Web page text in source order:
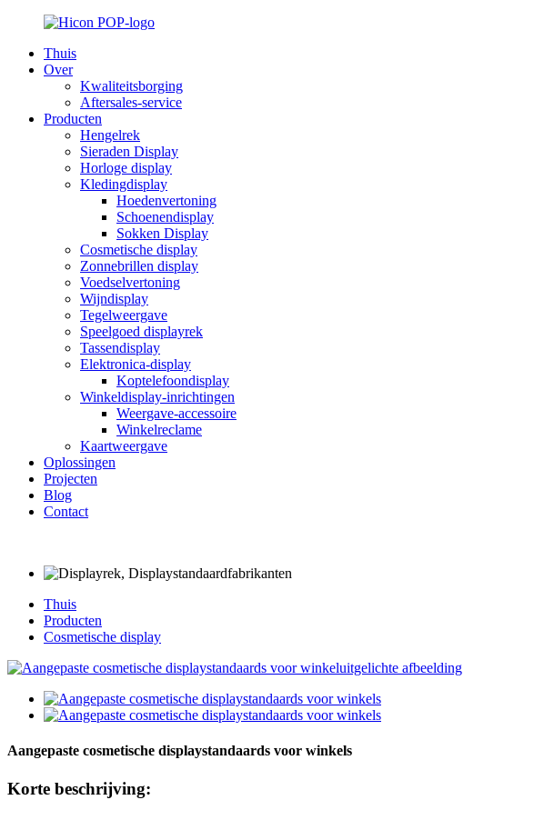
Thuis
Over
Kwaliteitsborging
Aftersales-service
Producten
Hengelrek
Sieraden Display
Horloge display
Kledingdisplay
Hoedenvertoning
Schoenendisplay
Sokken Display
Cosmetische display
Zonnebrillen display
Voedselvertoning
Wijndisplay
Tegelweergave
Speelgoed displayrek
Tassendisplay
Elektronica-display
Koptelefoondisplay
Winkeldisplay-inrichtingen
Weergave-accessoire
Winkelreclame
Kaartweergave
Oplossingen
Projecten
Blog
Contact
Thuis
Producten
Cosmetische display
Aangepaste cosmetische displaystandaards voor winkels
Korte beschrijving: